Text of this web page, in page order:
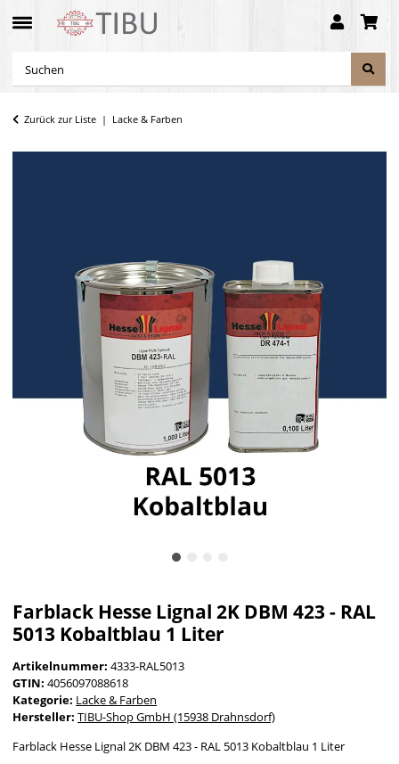
Zurück zur Liste Lacke & Farben
Farblack Hesse Lignal 2K DBM 423 - RAL
5013 Kobaltblau 1 Liter
Artikelnummer: 4333-RAL5013
GTIN: 4056097088618
Kategorie: Lacke & Farben
Hersteller: TIBU-Shop GmbH (15938 Drahnsdorf)
Farblack Hesse Lignal 2K DBM 423 - RAL 5013 Kobaltblau 1 Liter